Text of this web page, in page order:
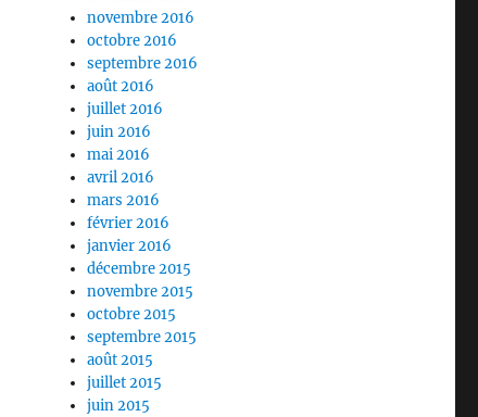
novembre 2016
octobre 2016
septembre 2016
août 2016
juillet 2016
juin 2016
mai 2016
avril 2016
mars 2016
février 2016
janvier 2016
décembre 2015
novembre 2015
octobre 2015
septembre 2015
août 2015
juillet 2015
juin 2015